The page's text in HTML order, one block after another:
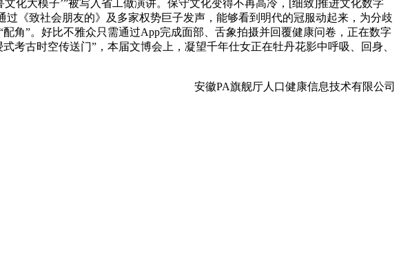
化大模子’”被写入省工做演讲。保守文化变得不再高冷，[细致]推进文化数字
《致社会朋友的》及多家权势巨子发声，能够看到明代的冠服动起来，为分歧
角”。好比不雅众只需通过App完成面部、舌象拍摄并回覆健康问卷，正在数字
古时空传送门”，本届文博会上，凝望千年仕女正在牡丹花影中呼吸、回身、
安徽PA旗舰厅人口健康信息技术有限公司